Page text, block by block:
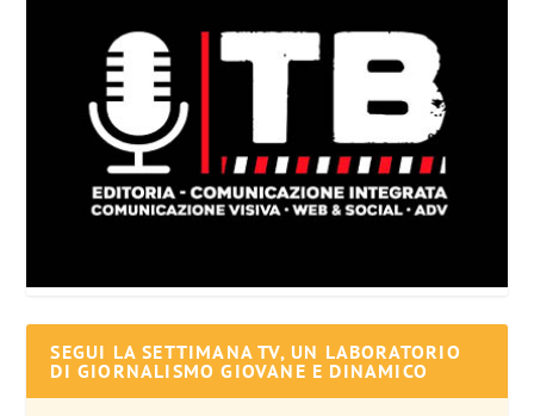
SEGUI LA SETTIMANA TV, UN LABORATORIO
DI GIORNALISMO GIOVANE E DINAMICO